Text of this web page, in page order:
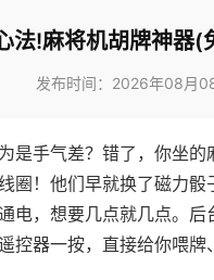
法!麻将机胡牌神器(
发布时间：2026年08月
是手气差？错了，你坐的
圈！他们早就换了磁力骰
电，想要几点就几点。后
控器一按，直接给你喂牌